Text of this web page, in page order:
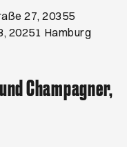
neues Browser-Tab
27, 20355
20251 Hamburg
Champagner,